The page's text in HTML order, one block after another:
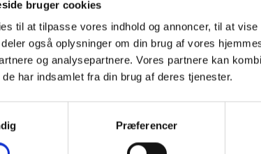
bruger cookies
til at tilpasse vores indhold og annoncer, til at
også oplysninger om din brug af vores
og analysepartnere. Vores partnere kan
har indsamlet fra din brug af deres tjenester.
Præferencer